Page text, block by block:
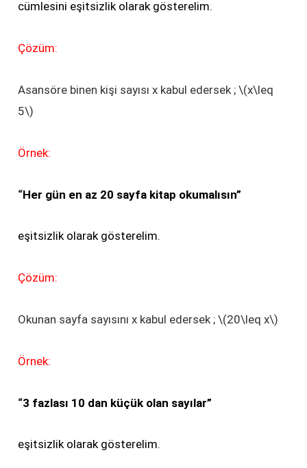
cümlesini eşitsizlik olarak gösterelim.
Çözüm:
Asansöre binen kişi sayısı x kabul edersek ; \(x\leq
5\)
Örnek:
“Her gün en az 20 sayfa kitap okumalısın”
eşitsizlik olarak gösterelim.
Çözüm:
Okunan sayfa sayısını x kabul edersek ; \(20\leq x\)
Örnek:
“3 fazlası 10 dan küçük olan sayılar”
eşitsizlik olarak gösterelim.